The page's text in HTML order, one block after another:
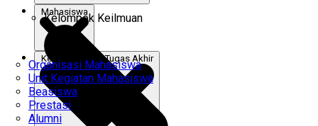
Kelompok Keilmuan
Mahasiswa
Organisasi Mahasiswa
Unit Kegiatan Mahasiswa
Beasiswa
Prestasi
Alumni
Kerja Praktik & Tugas Akhir